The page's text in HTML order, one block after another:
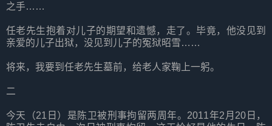
之手……
任老先生抱着对儿子的期望和遗憾，走了。毕竟，他没见到
亲爱的儿子出狱，没见到儿子的冤狱昭雪……
将来，我要到任老先生墓前，给老人家鞠上一躬。
二
今天（21日）是陈卫被刑事拘留两周年。2011年2月20日，